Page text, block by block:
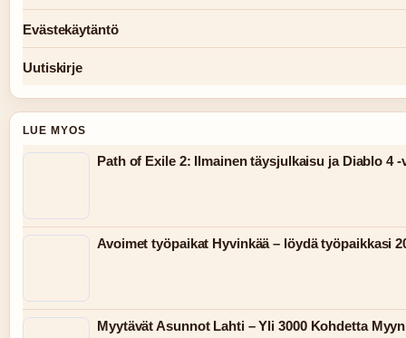
Evästekäytäntö
Uutiskirje
LUE MYOS
Path of Exile 2: Ilmainen täysjulkaisu ja Diablo 4
Avoimet työpaikat Hyvinkää – löydä työpaikkasi
Myytävät Asunnot Lahti – Yli 3000 Kohdetta